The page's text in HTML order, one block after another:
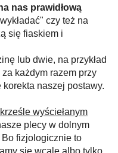
nas prawidłową
czy też na
się fiaskiem i
lub dwie, na przykład
każdym razem przy
naszej postawy.
wyściełanym
plecy w dolnym
fizjologicznie to
się wcale albo tylko